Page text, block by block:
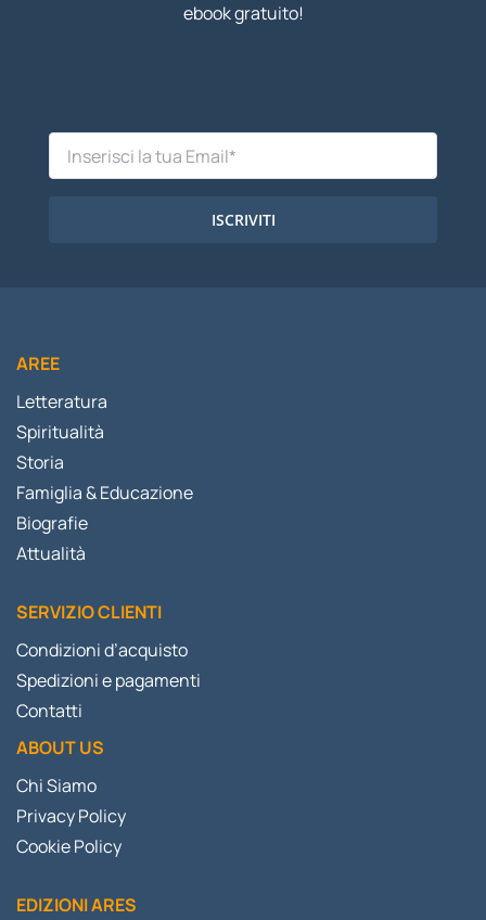
ebook gratuito!
ISCRIVITI
AREE
Letteratura
Spiritualità
Storia
Famiglia & Educazione
Biografie
Attualità
SERVIZIO CLIENTI
Condizioni d’acquisto
Spedizioni e pagamenti
Contatti
ABOUT US
Chi Siamo
Privacy Policy
Cookie Policy
EDIZIONI ARES